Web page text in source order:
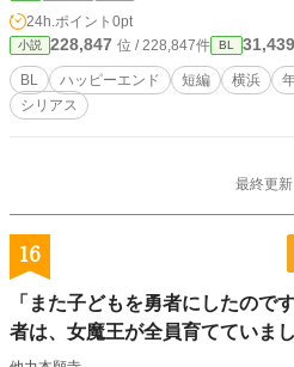
浜の街を舞台にした透明なラブ
BL要素があるので・・・
24h.ポイント 0pt
小説 228,847 位 / 228,847件 BL 31,439
BL ハッピーエンド 短編 横浜
シリアス
最終更
16
「また子どもを勇者にしたので
者は、女魔王が全員育てていま